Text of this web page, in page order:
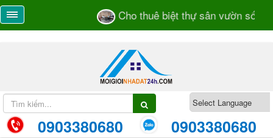
Cho thuê biệt thự sân vườn số 55/
0903380680 0903380680